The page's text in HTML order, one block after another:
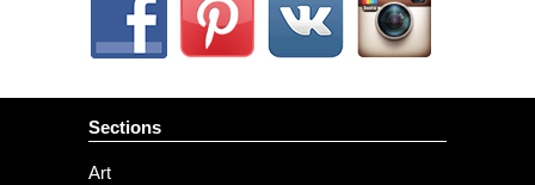
Sections
Art